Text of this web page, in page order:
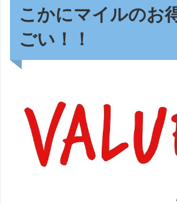
こかにマイルのお
ごい！！